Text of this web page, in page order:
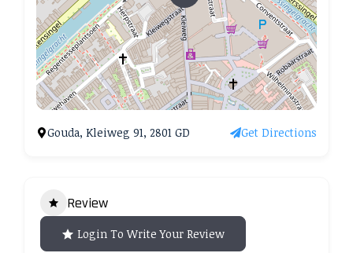
Gouda, Kleiweg 91, 2801 GD Get Directions
Review
Login To Write Your Review